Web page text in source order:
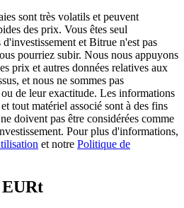
contrats à terme
sont très volatils et peuvent
des prix. Vous êtes seul
et Bitrue n'est pas
pourriez subir. Nous nous appuyons
prix et autres données relatives aux
et nous ne sommes pas
de leur exactitude. Les informations
tout matériel associé sont à des fins
doivent pas être considérées comme
Pour plus d'informations,
et notre Politique de